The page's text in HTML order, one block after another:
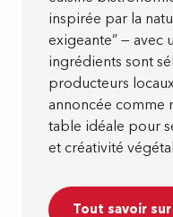
inspirée par la
exigeante” — avec
ingrédients sont
producteurs
annoncée comme
table idéale pour
et créativité
Tout savoir